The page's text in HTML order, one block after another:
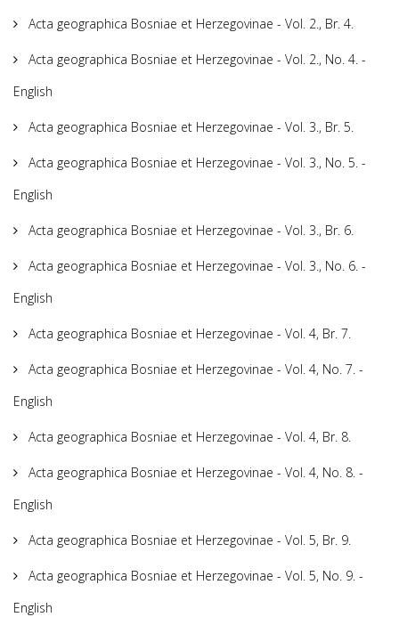
Acta geographica Bosniae et Herzegovinae - Vol. 2., Br. 4.
Acta geographica Bosniae et Herzegovinae - Vol. 2., No. 4. -
English
Acta geographica Bosniae et Herzegovinae - Vol. 3., Br. 5.
Acta geographica Bosniae et Herzegovinae - Vol. 3., No. 5. -
English
Acta geographica Bosniae et Herzegovinae - Vol. 3., Br. 6.
Acta geographica Bosniae et Herzegovinae - Vol. 3., No. 6. -
English
Acta geographica Bosniae et Herzegovinae - Vol. 4, Br. 7.
Acta geographica Bosniae et Herzegovinae - Vol. 4, No. 7. -
English
Acta geographica Bosniae et Herzegovinae - Vol. 4, Br. 8.
Acta geographica Bosniae et Herzegovinae - Vol. 4, No. 8. -
English
Acta geographica Bosniae et Herzegovinae - Vol. 5, Br. 9.
Acta geographica Bosniae et Herzegovinae - Vol. 5, No. 9. -
English